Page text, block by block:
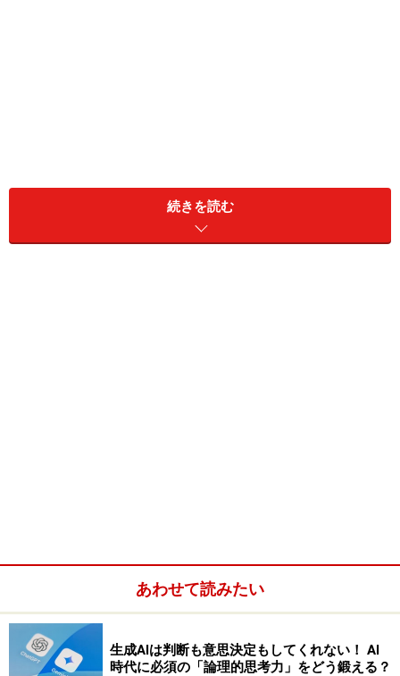
うえのスクリーンショットは、更新日時の一部を示した
例です。過去のSEO実験や検証から考査すると、やはり
利用されるのであれば、本質的ではありません。Google
の信用すら失墜させてしまうこととなります。
続きを読む
あわせて読みたい
生成AIは判断も意思決定もしてくれない！ AI
時代に必須の「論理的思考力」をどう鍛える？